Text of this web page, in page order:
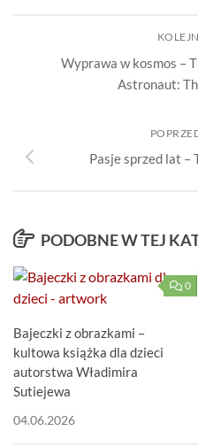
Wyprawa w kosmos –
Astronaut:
Pasje sprzed lat –
PODOBNE W TEJ
0
Bajeczki z obrazkami –
kultowa książka dla dzieci
autorstwa Władimira
Sutiejewa
04.06.2026